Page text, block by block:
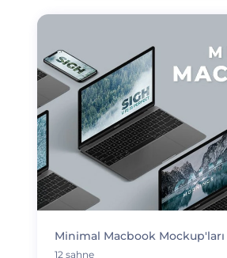
Minimal Macbook Mockup'ları
12 sahne